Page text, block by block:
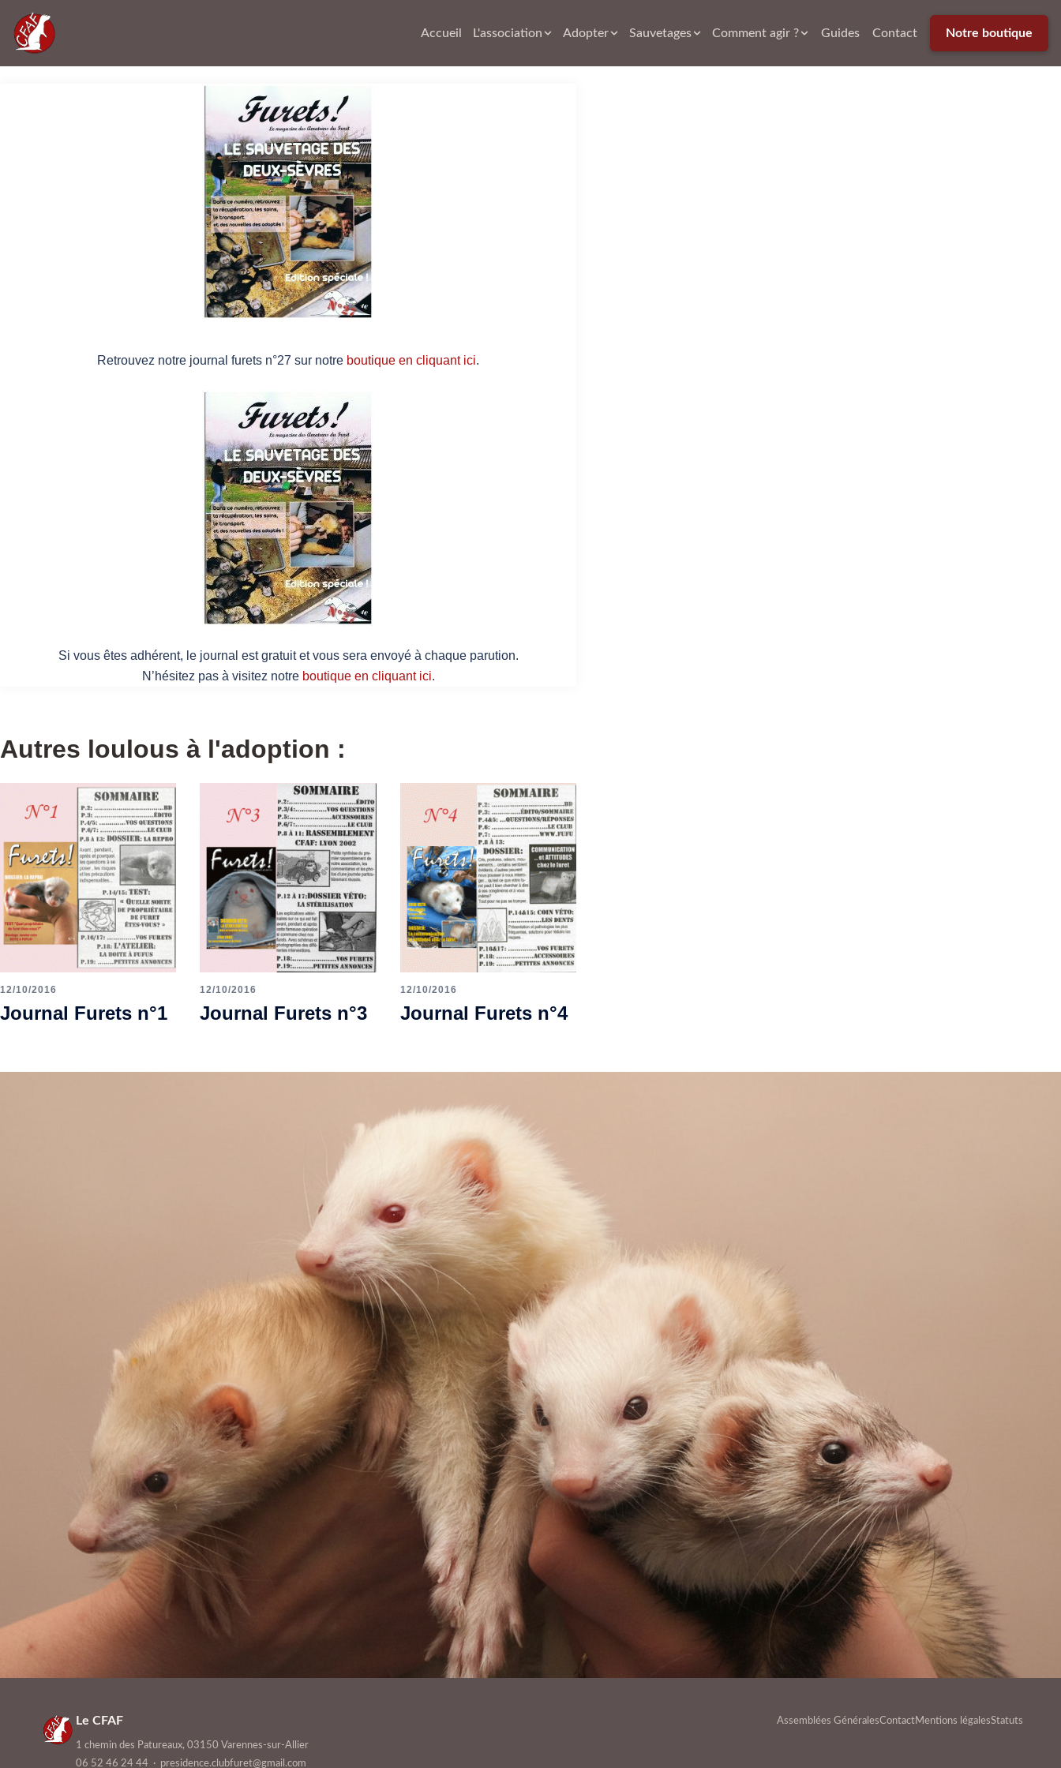
Accueil L'association Adopter Sauvetages Comment agir ? Guides Contact Notre boutique
Accueil
Retrouvez notre journal furets n°27 sur notre boutique en cliquant ici.
Si vous êtes adhérent, le journal est gratuit et vous sera envoyé à chaque parution.
N’hésitez pas à visitez notre boutique en cliquant ici.
Autres loulous à l'adoption :
12/10/2016
Journal Furets n°1
12/10/2016
Journal Furets n°3
12/10/2016
Journal Furets n°4
Le CFAF
1 chemin des Patureaux, 03150 Varennes-sur-Allier
06 52 46 24 44 · presidence.clubfuret@gmail.com
Assemblées GénéralesContactMentions légalesStatuts